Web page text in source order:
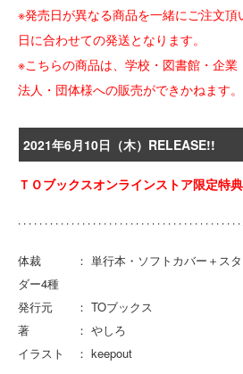
※発売日が異なる商品を一緒にご注文
日に合わせての発送となります。
※こちらの商品は、学校・図書館・企
法人・団体様への販売ができかねます。
2021年6月10日（木）RELEASE!!
ＴＯブックスオンラインストア限定特
体裁 ： 単行本・ソフトカバー＋スタ
ダー4種
発行元 ： TOブックス
著 ： やしろ
イラスト ： keepout